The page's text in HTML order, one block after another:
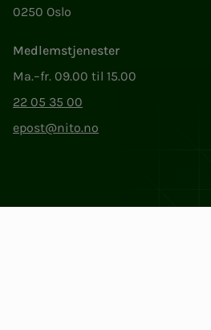
0250 Oslo
Medlemstjenester
Ma.–fr. 09.00 til 15.00
22 05 35 00
epost@nito.no